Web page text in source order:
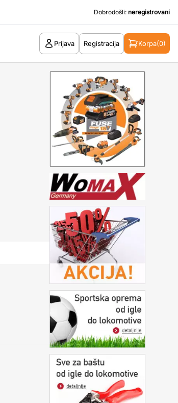
Dobrodošli: neregistrovani
Prijava Registracija Korpa(0)